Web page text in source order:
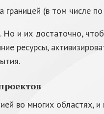
границей (в том числе
и их достаточно,
ресурсы,
во многих